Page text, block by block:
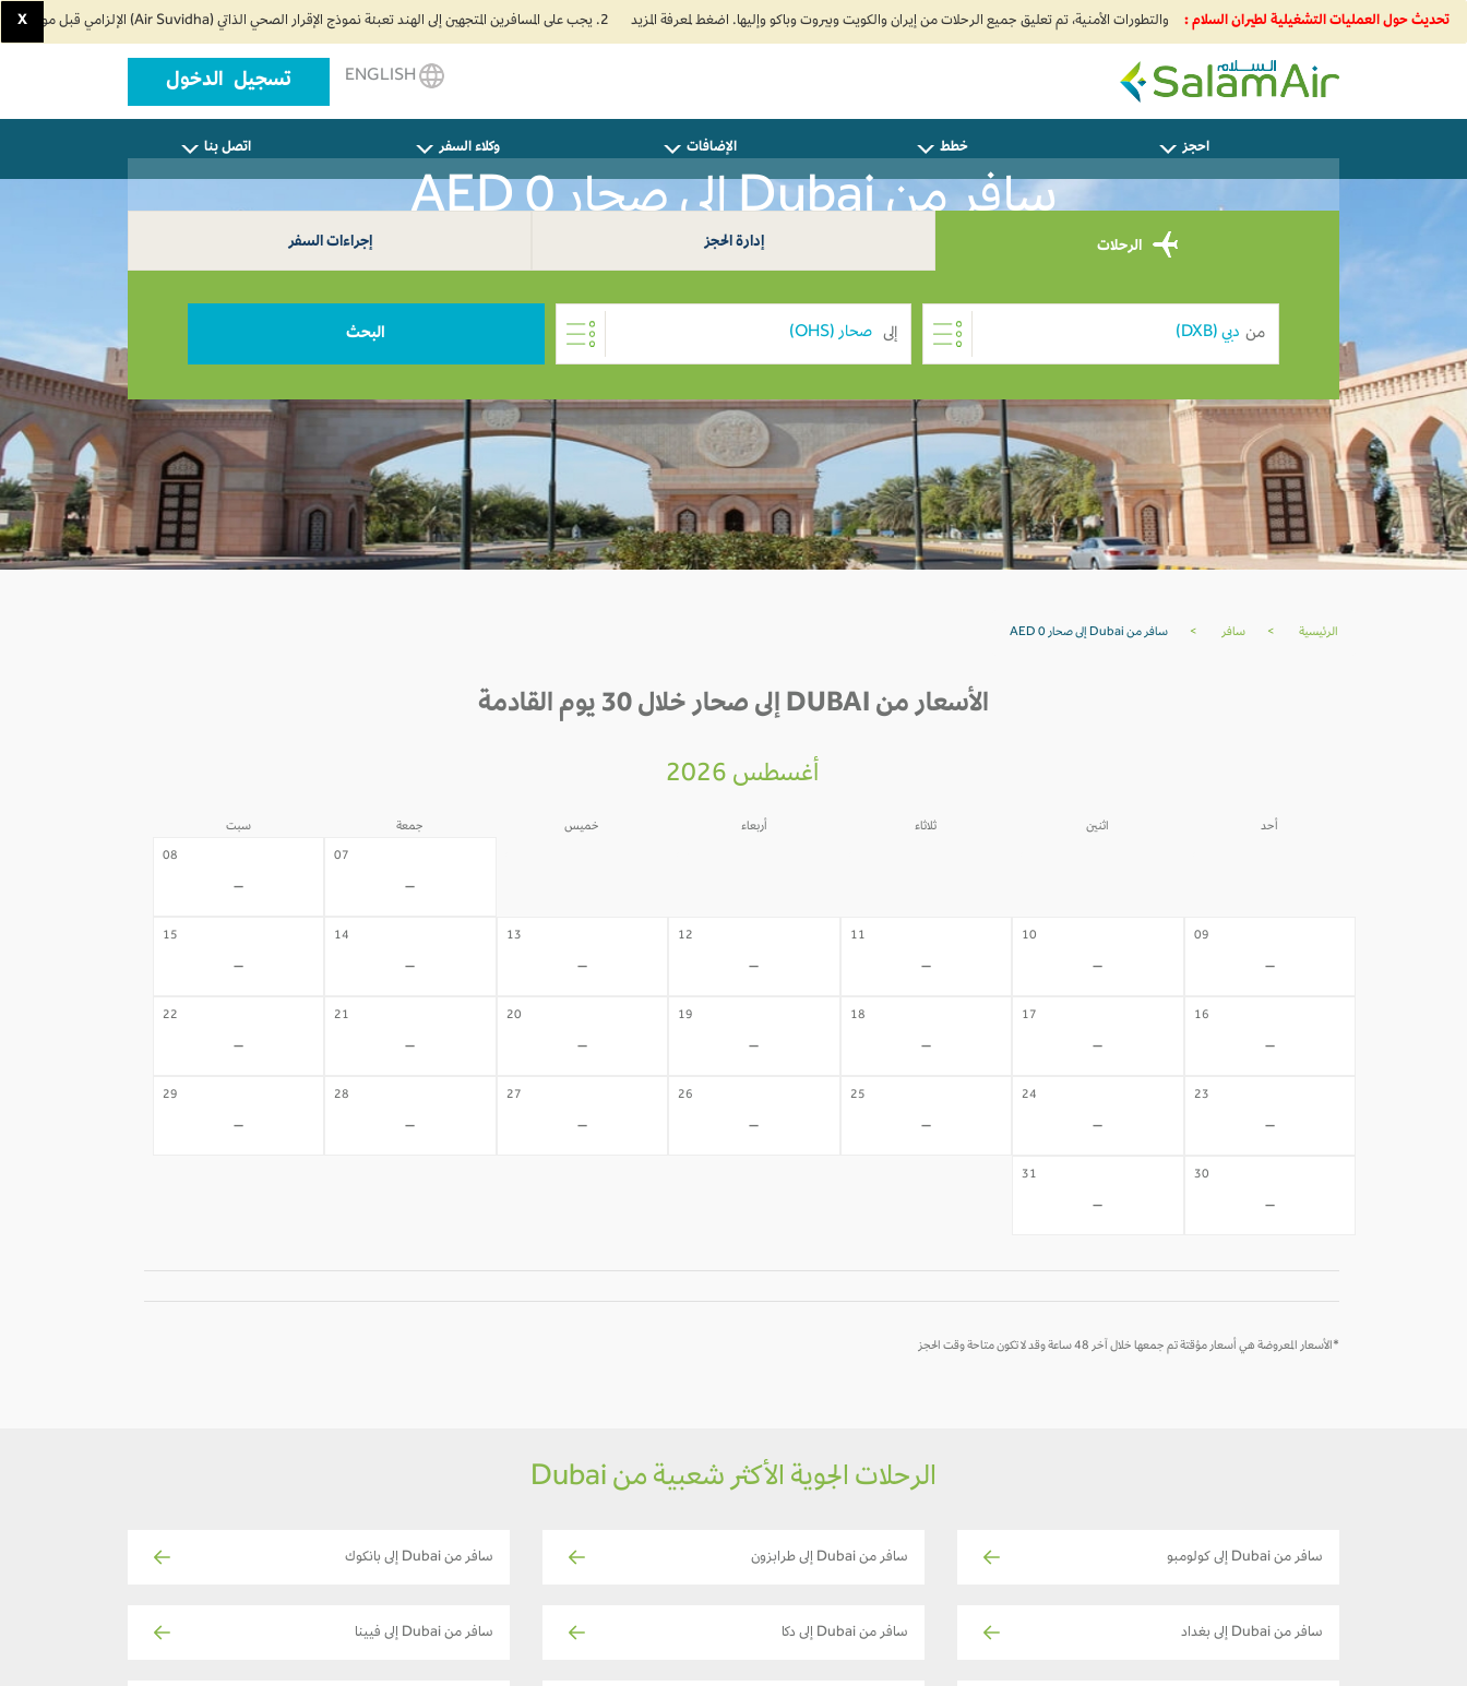
تحديث حول العمليات التشغيلية لطيران السلام : 2. يجب على المسافرين المتجهين إلى الهند تعبئة نموذج الإقرار الصحي الذاتي (Air Suvidha) الإلزامي قبل موعد الوصول بـ 24 ساعة على الأقل. اضغط هنا للدخول إلى بوابة Air Suvidha. X
SalamAir
تسجيل الدخول
احجز خطط الإضافات وكلاء السفر اتصل بنا
سافر من Dubai إلى صحار AED 0
الرحلات إدارة الحجز إجراءات السفر
من إلى البحث
الرئيسية > سافر > سافر من Dubai إلى صحار AED 0
الأسعار من DUBAI إلى صحار خلال 30 يوم القادمة
أغسطس 2026
أحد اثنين ثلاثاء أربعاء خميس جمعة سبت
07
-
08
-
09
-
10
-
11
-
12
-
13
-
14
-
15
-
16
-
17
-
18
-
19
-
20
-
21
-
22
-
23
-
24
-
25
-
26
-
27
-
28
-
29
-
30
-
31
-
*الأسعار المعروضة هي أسعار مؤقتة تم جمعها خلال آخر 48 ساعة وقد لا تكون متاحة وقت الحجز
الرحلات الجوية الأكثر شعبية من Dubai
سافر من Dubai إلى كولومبو سافر من Dubai إلى طرابزون سافر من Dubai إلى بانكوك
سافر من Dubai إلى بغداد سافر من Dubai إلى دكا سافر من Dubai إلى فيينا